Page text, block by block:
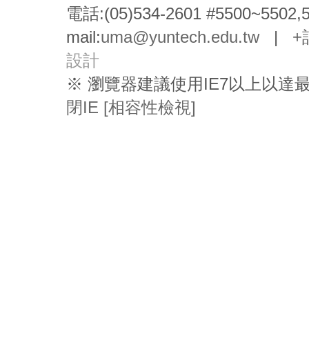
電話:(05)534-2601
mail:uma@yuntech.edu.tw| +
設計
※ 瀏覽器建議使用IE7以上以達
閉IE [相容性檢視]